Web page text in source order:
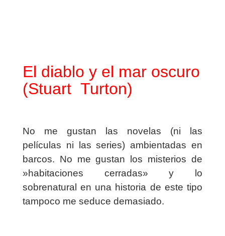
El diablo y el mar oscuro
(Stuart Turton)
No me gustan las novelas (ni las
películas ni las series) ambientadas en
barcos. No me gustan los misterios de
»habitaciones cerradas» y lo
sobrenatural en una historia de este tipo
tampoco me seduce demasiado.